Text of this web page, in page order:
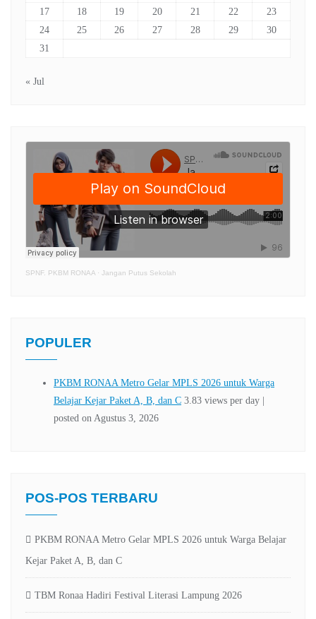
17
18 19 20 21 22
23
24
25 26 27 28 29
30
31
« Jul
SPNF. PKBM RONAA · Jangan Putus Sekolah
POPULER
POS-POS TERBARU
PKBM RONAA Metro Gelar MPLS 2026 untuk Warga Belajar
Kejar Paket A, B, dan C
TBM Ronaa Hadiri Festival Literasi Lampung 2026